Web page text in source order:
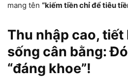
mang tên “kiếm tiền chỉ để tiêu
Thu nhập cao, tiết
sống cân bằng:
“đáng khoe”!